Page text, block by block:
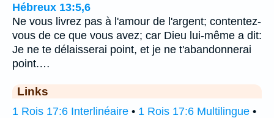
Hébreux 13:5,6
Ne vous livrez pas à l'amour de l'argent; contentez-
vous de ce que vous avez; car Dieu lui-même a dit:
Je ne te délaisserai point, et je ne t'abandonnerai
point.…
Links
1 Rois 17:6 Interlinéaire • 1 Rois 17:6 Multilingue •